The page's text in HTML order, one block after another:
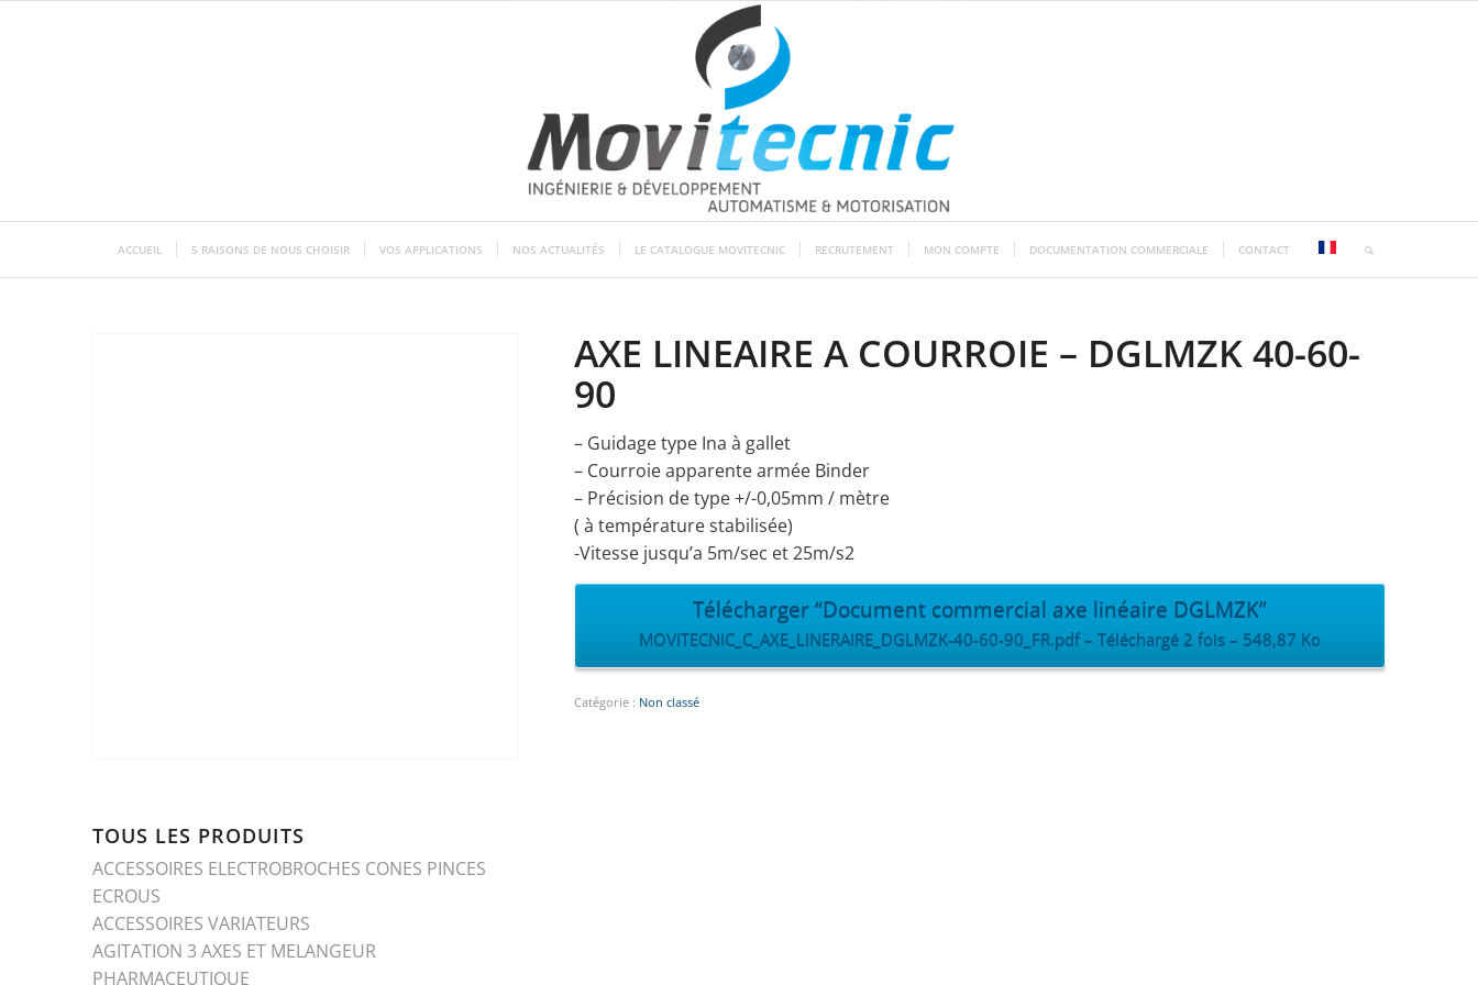
ACCUEIL 5 RAISONS DE NOUS CHOISIR VOS APPLICATIONS NOS ACTUALITÉS LE CATALOGUE MOVITECNIC RECRUTEMENT MON COMPTE DOCUMENTATION COMMERCIALE CONTACT
TOUS LES PRODUITS
ACCESSOIRES ELECTROBROCHES CONES PINCES
ECROUS
ACCESSOIRES VARIATEURS
AGITATION 3 AXES ET MELANGEUR
PHARMACEUTIQUE
AXE LINEAIRE A COURROIE – DGLMZK 40-60-
90
– Guidage type Ina à gallet
– Courroie apparente armée Binder
– Précision de type +/-0,05mm / mètre
( à température stabilisée)
-Vitesse jusqu’a 5m/sec et 25m/s2
Télécharger “Document commercial axe linéaire DGLMZK”
MOVITECNIC_C_AXE_LINERAIRE_DGLMZK-40-60-90_FR.pdf – Téléchargé 2 fois – 548,87 Ko
Catégorie : Non classé